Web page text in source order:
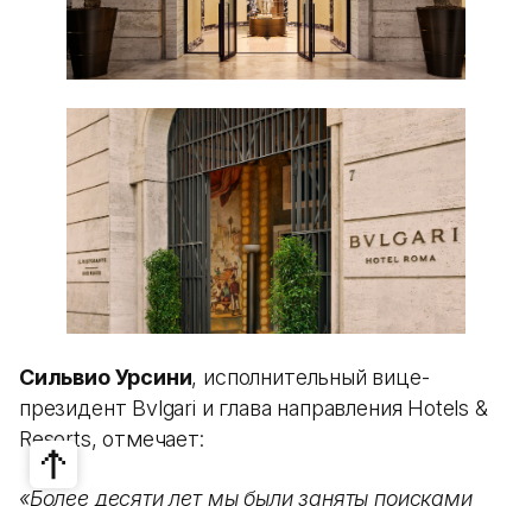
Сильвио Урсини, исполнительный вице-
президент Bvlgari и глава направления Hotels &
Resorts, отмечает:
«Более десяти лет мы были заняты поисками